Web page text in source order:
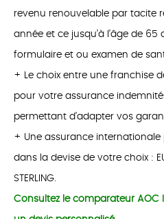
revenu renouvelable par tacite
année et ce jusqu’à l’âge de 65
formulaire et ou examen de
+ Le choix entre une franchise
pour votre assurance
permettant d’adapter vos
+ Une assurance
dans la devise de votre choix :
STERLING.
Consultez le comparateur AOC